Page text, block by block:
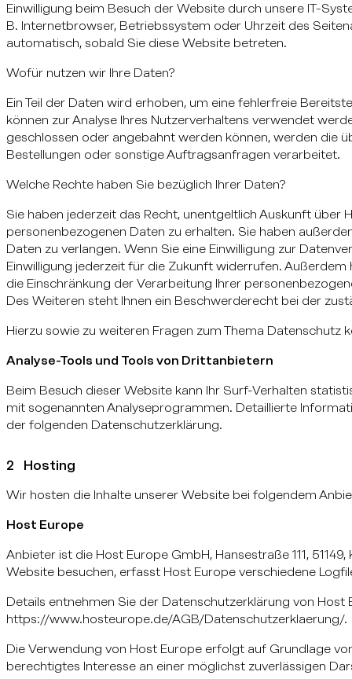
Einwilligung beim Besuch der Website durch unsere IT-
B. Internetbrowser, Betriebssystem oder Uhrzeit des
automatisch, sobald Sie diese Website betreten.
Wofür nutzen wir Ihre Daten?
Ein Teil der Daten wird erhoben, um eine fehlerfreie
können zur Analyse Ihres Nutzerverhaltens verwendet
geschlossen oder angebahnt werden können, werden die
Bestellungen oder sonstige Auftragsanfragen verarbeitet.
Welche Rechte haben Sie bezüglich Ihrer Daten?
Sie haben jederzeit das Recht, unentgeltlich Auskunft
personenbezogenen Daten zu erhalten. Sie haben
Daten zu verlangen. Wenn Sie eine Einwilligung zur
Einwilligung jederzeit für die Zukunft widerrufen.
die Einschränkung der Verarbeitung Ihrer
Des Weiteren steht Ihnen ein Beschwerderecht bei der
Hierzu sowie zu weiteren Fragen zum Thema Datenschutz
Analyse-Tools und Tools von Drittanbietern
Beim Besuch dieser Website kann Ihr Surf-Verhalten
mit sogenannten Analyseprogrammen. Detaillierte
der folgenden Datenschutzerklärung.
2 Hosting
Wir hosten die Inhalte unserer Website bei folgendem
Host Europe
Anbieter ist die Host Europe GmbH, Hansestraße 111,
Website besuchen, erfasst Host Europe verschiedene
Details entnehmen Sie der Datenschutzerklärung von Host
https://www.hosteurope.de/AGB/Datenschutzerklaerung/.
Die Verwendung von Host Europe erfolgt auf Grundlage
berechtigtes Interesse an einer möglichst zuverlässigen